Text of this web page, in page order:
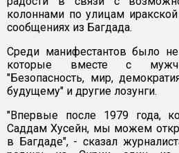
колоннами по улицам
сообщениях из Багдада.
Среди манифестантов было
которые вместе с
"Безопасность, мир,
будущему" и другие лозунги.
"Впервые после 1979 года,
Саддам Хусейн, мы можем
в Багдаде", - сказал